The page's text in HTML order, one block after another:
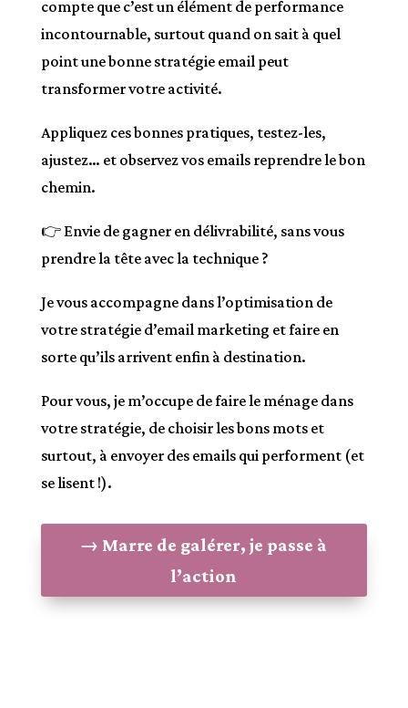
compte que c’est un élément de performance
incontournable, surtout quand on sait à quel
point une bonne stratégie email peut
transformer votre activité.
Appliquez ces bonnes pratiques, testez-les,
ajustez… et observez vos emails reprendre le bon
chemin.
👉 Envie de gagner en délivrabilité, sans vous
prendre la tête avec la technique ?
Je vous accompagne dans l’optimisation de
votre stratégie d’email marketing et faire en
sorte qu’ils arrivent enfin à destination.
Pour vous, je m’occupe de faire le ménage dans
votre stratégie, de choisir les bons mots et
surtout, à envoyer des emails qui performent (et
se lisent !).
→ Marre de galérer, je passe à
l’action